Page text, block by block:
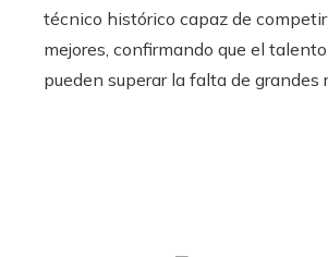
técnico histórico capaz de
mejores, confirmando que el
pueden superar la falta de grandes